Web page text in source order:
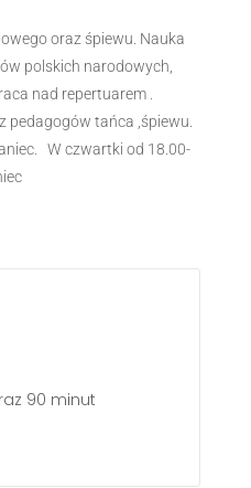
oraz śpiewu. Nauka
polskich narodowych,
nad repertuarem .
pedagogów tańca ,śpiewu.
W czwartki od 18.00-
90 minut